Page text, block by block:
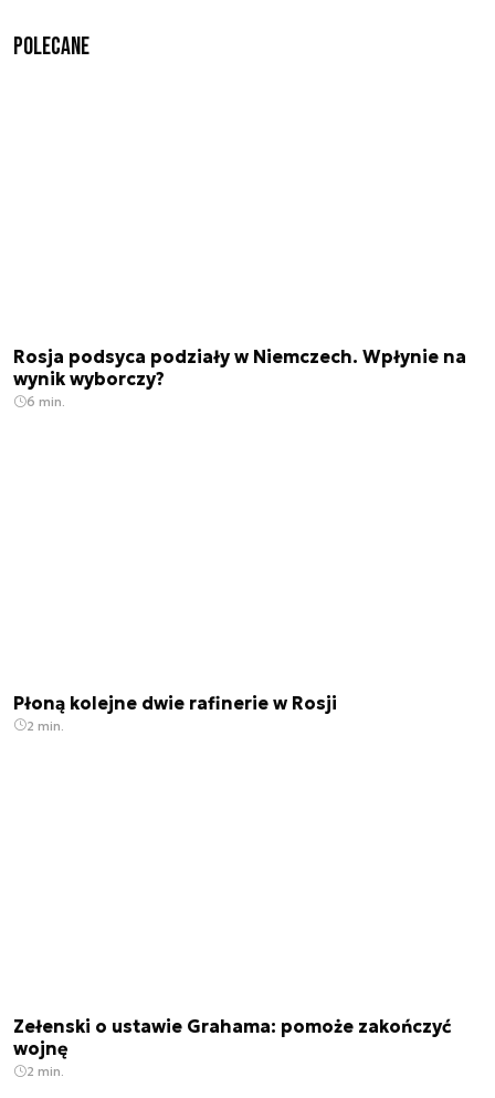
Polecane
Rosja podsyca podziały w Niemczech. Wpłynie na
wynik wyborczy?
6 min.
Płoną kolejne dwie rafinerie w Rosji
2 min.
Zełenski o ustawie Grahama: pomoże zakończyć
wojnę
2 min.